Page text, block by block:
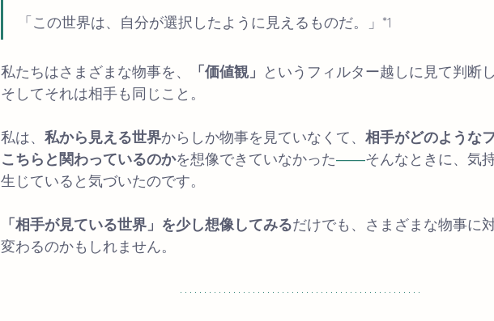
「この世界は、自分が選択したように見えるものだ。」*1
私たちはさまざまな物事を、 「価値観」 というフィルター越しに見て判断
そしてそれは相手も同じこと。
私は、 私から見える世界からしか物事を見ていなくて、 相手がどのような
こちらと関わっているのかを想像できていなかった――そんなときに、気
生じていると気づいたのです。
「相手が見ている世界」を少し想像してみるだけでも、さまざまな物事に
変わるのかもしれません。